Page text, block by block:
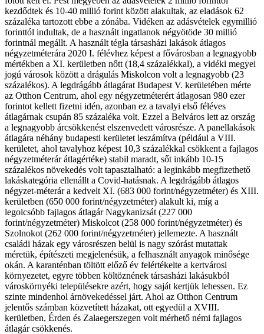
kezdődtek és 10-40 millió forint között alakultak, az eladások 62
százaléka tartozott ebbe a zónába. Vidéken az adásvételek egymillió
forinttól indultak, de a használt ingatlanok négyötöde 30 millió
forintnál megállt. A használt tégla társasházi lakások átlagos
négyzetméterára 2020 I. félévhez képest a fővárosban a legnagyobb
mértékben a XI. kerületben nőtt (18,4 százalékkal), a vidéki megyei
jogú városok között a drágulás Miskolcon volt a legnagyobb (23
százalékos). A legdrágább átlagárat Budapest V. kerületében mérte
az Otthon Centrum, ahol egy négyzetméterért átlagosan 980 ezer
forintot kellett fizetni idén, azonban ez a tavalyi első féléves
átlagárnak csupán 85 százaléka volt. Ezzel a Belváros lett az ország
a legnagyobb árcsökkenést elszenvedett városrésze. A panellakások
átlagára néhány budapesti kerületet leszámítva (például a VIII.
kerületet, ahol tavalyhoz képest 10,3 százalékkal csökkent a fajlagos
négyzetméterár átlagértéke) stabil maradt, sőt inkább 10-15
százalékos növekedés volt tapasztalható: a leginkább megfizethető
lakáskategória ellenállt a Covid-hatásnak. A legdrágább átlagos
négyzet-méterár a kedvelt XI. (683 000 forint/négyzetméter) és XIII.
kerületben (650 000 forint/négyzetméter) alakult ki, míg a
legolcsóbb fajlagos átlagár Nagykanizsát (227 000
forint/négyzetméter) Miskolcot (258 000 forint/négyzetméter) és
Szolnokot (262 000 forint/négyzetméter) jellemezte. A használt
családi házak egy városrészen belül is nagy szórást mutattak
méretük, építészeti megjelenésük, a felhasznált anyagok minősége
okán. A karanténban töltött előző év felértékelte a kertvárosi
környezetet, egyre többen költöznének társasházi lakásukból
városkörnyéki településekre azért, hogy saját kertjük lehessen. Ez
szinte mindenhol árnövekedéssel járt. Ahol az Otthon Centrum
jelentős számban közvetített házakat, ott egyedül a XVIII.
kerületben, Érden és Zalaegerszegen volt mérhető némi fajlagos
átlagár csökkenés.